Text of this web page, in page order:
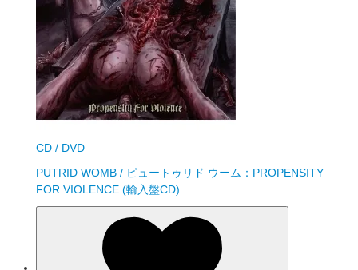
CD / DVD
PUTRID WOMB / ピュートゥリド ウーム：PROPENSITY
FOR VIOLENCE (輸入盤CD)